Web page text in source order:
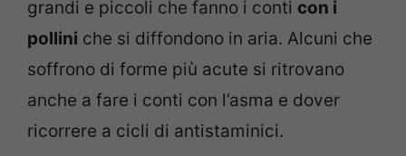
grandi e piccoli che fanno i conti con i
pollini che si diffondono in aria. Alcuni che
soffrono di forme più acute si ritrovano
anche a fare i conti con l’asma e dover
ricorrere a cicli di antistaminici.